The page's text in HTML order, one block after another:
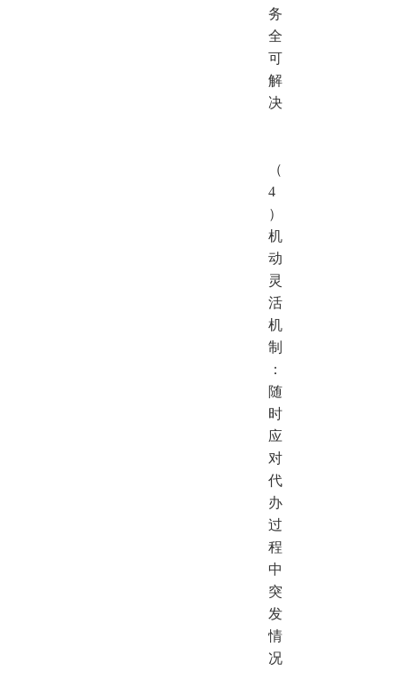
务
全
可
解
决
（
4
）
机
动
灵
活
机
制
：
随
时
应
对
代
办
过
程
中
突
发
情
况